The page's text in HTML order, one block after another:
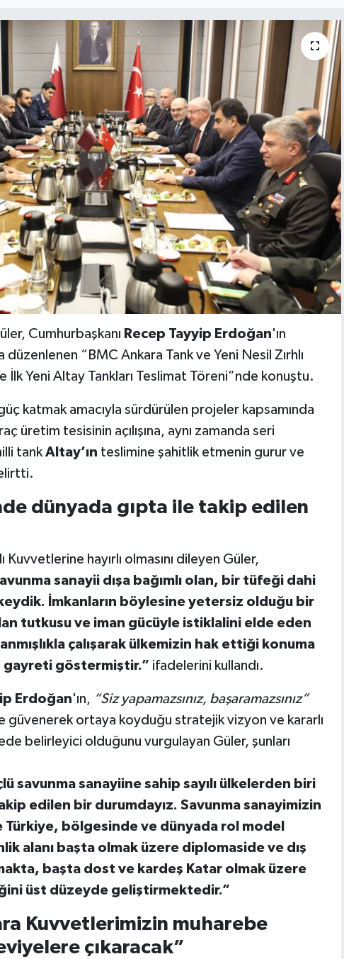
Cumhurbaşkanı Recep Tayyip Erdoğan'ın
düzenlenen “BMC Ankara Tank ve Yeni Nesil Zırhlı
İlk Yeni Altay Tankları Teslimat Töreni”nde konuştu.
katmak amacıyla sürdürülen projeler kapsamında
üretim tesisinin açılışına, aynı zamanda seri
tank Altay’ın teslimine şahitlik etmenin gurur ve
dünyada gıpta ile takip edilen
Kuvvetlerine hayırlı olmasını dileyen Güler,
sanayii dışa bağımlı olan, bir tüfeği dahi
İmkanların böylesine yetersiz olduğu bir
tutkusu ve iman gücüyle istiklalini elde eden
çalışarak ülkemizin hak ettiği konuma
gayreti göstermiştir.” ifadelerini kullandı.
Erdoğan'ın, “Siz yapamazsınız, başaramazsınız”
güvenerek ortaya koyduğu stratejik vizyon ve kararlı
belirleyici olduğunu vurgulayan Güler, şunları
savunma sanayiine sahip sayılı ülkelerden biri
edilen bir durumdayız. Savunma sanayimizin
bölgesinde ve dünyada rol model
alanı başta olmak üzere diplomaside ve dış
başta dost ve kardeş Katar olmak üzere
üst düzeyde geliştirmektedir.”
Kuvvetlerimizin muharebe
çıkaracak”